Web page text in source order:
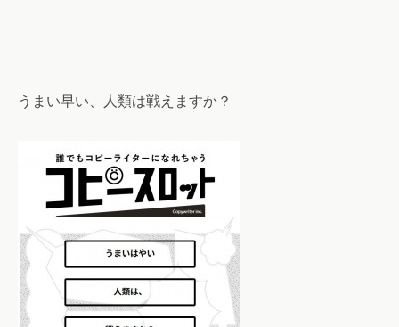
うまい早い、人類は戦えますか？